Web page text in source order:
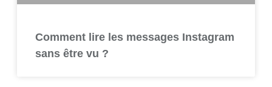
Comment lire les messages Instagram
sans être vu ?